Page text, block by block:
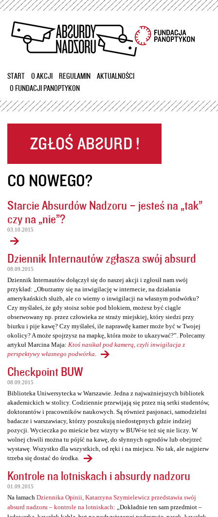
Przejdź
treści
START O AKCJI REGULAMIN
AKTUALNOŚCI
O FUNDACJI PANOPTYKON
CO NOWEGO?
Starcie Absurdów Nadzoru – jesteś na „tak”
czy na „nie”?
03.10.2015
Dziennik Internautów zgłasza swój absurd
08.09.2015
Dziennik Internautów dołączył się do naszej akcji i zgłosił nam swój
przykład: „Oburzamy się na inwigilację w internecie, na działania
amerykańskich służb, ale co wiemy o inwigilacji na własnym podwórku?
Czy myślałeś, że gdy stoisz sobie pod blokiem, możesz być ciągle
obserwowany np. przez człowieka ze straży miejskiej, który siedzi przy
biurku i pije kawę? Czy myślałeś, ile naprawdę kamer może być w Twojej
okolicy? A może spojrzysz na mapkę, która może to ukazywać?”. Polecamy
artykuł Marcina Maja: Ktoś nasikał pod kamerą, czyli inwigilacja z
perspektywy własnego podwórka
Checkpoint BUW
08.09.2015
Biblioteka Uniwersytecka w Warszawie. Jedna z najważniejszych bibliotek
akademickich w stolicy. Codziennie przewijają się przez nią setki studentów,
doktorantów i pracowników naukowych. Są również pasjonaci, samodzielni
badacze i warszawiacy, którzy poszukują niedostępnych gdzie indziej
pozycji. Wycieczka po mieście bez wizyty w BUW-ie też się nie liczy. W
wolnej chwili można tu pójść na kawę, do słynnych ogrodów lub obejrzeć
wystawę. Wszystko dla wszystkich, od ręki i na miejscu. No tak, ale najpierw
trzeba się dostać do środka.
Kontrole na lotniskach i absurdy nadzoru
01.09.2015
Na łamach Dziennika Opinii, Katarzyna Szymielewicz przedstawia swój
absurd nadzoru – kontrole na lotniskach: „Dokładnie ten sam przedmiot –